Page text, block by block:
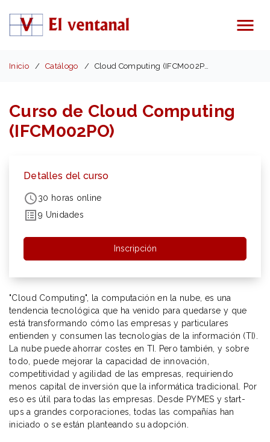
Menú
Inicio Catálogo Cloud Computing (IFCM002PO)
Curso de Cloud Computing
(IFCM002PO)
Detalles del curso
30 horas online
9 Unidades
Inscripción
"Cloud Computing", la computación en la nube, es una
tendencia tecnológica que ha venido para quedarse y que
está transformando cómo las empresas y particulares
entienden y consumen las tecnologías de la información (TI).
La nube puede ahorrar costes en TI. Pero también, y sobre
todo, puede mejorar la capacidad de innovación,
competitividad y agilidad de las empresas, requiriendo
menos capital de inversión que la informática tradicional. Por
eso es útil para todas las empresas. Desde PYMES y start-
ups a grandes corporaciones, todas las compañías han
iniciado o se están planteando su adopción.